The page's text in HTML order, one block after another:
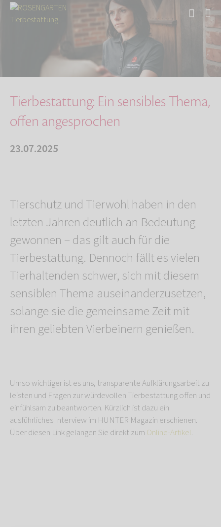
Tierbestattung: Ein sensibles Thema, offen an…
Tierbestattung: Ein sensibles Thema,
offen angesprochen
23.07.2025
Tierschutz und Tierwohl haben in den
letzten Jahren deutlich an Bedeutung
gewonnen – das gilt auch für die
Tierbestattung. Dennoch fällt es vielen
Tierhaltenden schwer, sich mit diesem
sensiblen Thema auseinanderzusetzen,
solange sie die gemeinsame Zeit mit
ihren geliebten Vierbeinern genießen.
Umso wichtiger ist es uns, transparente Aufklärungsarbeit zu
leisten und Fragen zur würdevollen Tierbestattung offen und
einfühlsam zu beantworten. Kürzlich ist dazu ein
ausführliches Interview im HUNTER Magazin erschienen.
Über diesen Link gelangen Sie direkt zum Online-Artikel.